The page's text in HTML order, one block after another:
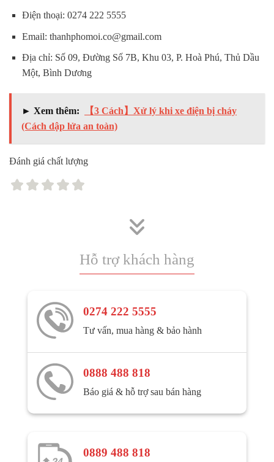
Điện thoại: 0274 222 5555
Email: thanhphomoi.co@gmail.com
Địa chỉ: Số 09, Đường Số 7B, Khu 03, P. Hoà Phú, Thủ Dầu
Một, Bình Dương
► Xem thêm:
【3 Cách】Xử lý khi xe điện bị cháy
(Cách dập lửa an toàn)
Đánh giá chất lượng
Hỗ trợ khách hàng
0274 222 5555
Tư vấn, mua hàng & bảo hành
0888 488 818
Báo giá & hỗ trợ sau bán hàng
0889 488 818